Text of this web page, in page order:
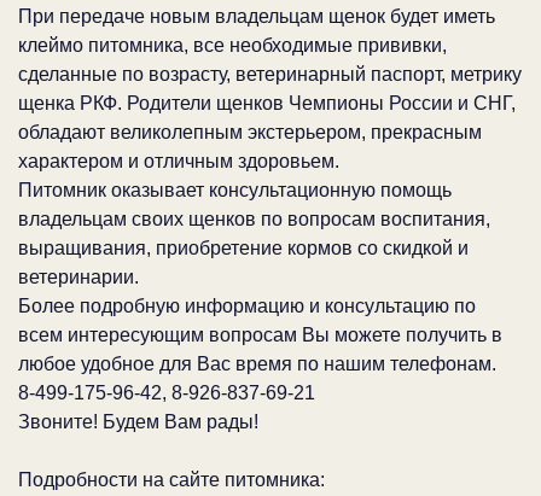
При передаче новым владельцам щенок будет иметь
клеймо питомника, все необходимые прививки,
сделанные по возрасту, ветеринарный паспорт, метрику
щенка РКФ. Родители щенков Чемпионы России и СНГ,
обладают великолепным экстерьером, прекрасным
характером и отличным здоровьем.
Питомник оказывает консультационную помощь
владельцам своих щенков по вопросам воспитания,
выращивания, приобретение кормов со скидкой и
ветеринарии.
Более подробную информацию и консультацию по
всем интересующим вопросам Вы можете получить в
любое удобное для Вас время по нашим телефонам.
8-499-175-96-42, 8-926-837-69-21
Звоните! Будем Вам рады!
Подробности на сайте питомника: